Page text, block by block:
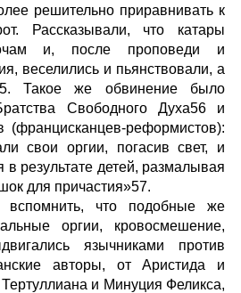
решительно приравнивать к
Рассказывали, что катары
и, после проповеди и
веселились и пьянствовали, а
Такое же обвинение было
Свободного Духа56 и
(францисканцев-реформистов):
свои оргии, погасив свет, и
результате детей, размалывая
для причастия»57.
что подобные же
оргии, кровосмешение,
язычниками против
авторы, от Аристида и
и Минуция Феликса,